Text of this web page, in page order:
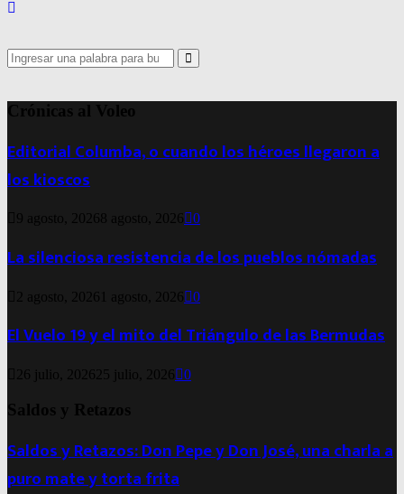
Search
for:
Search
Crónicas al Voleo
Editorial Columba, o cuando los héroes llegaron a
los kioscos
9 agosto, 20268 agosto, 2026 0
La silenciosa resistencia de los pueblos nómadas
2 agosto, 2026 1 agosto, 2026 0
El Vuelo 19 y el mito del Triángulo de las Bermudas
26 julio, 2026 25 julio, 2026 0
Saldos y Retazos
Saldos y Retazos: Don Pepe y Don José, una charla a
puro mate y torta frita